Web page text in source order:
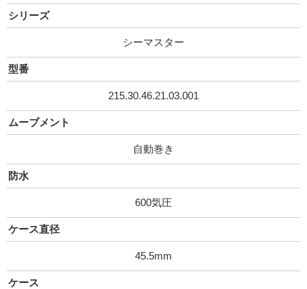
シリーズ
シーマスター
型番
215.30.46.21.03.001
ムーブメント
自動巻き
防水
600気圧
ケース直径
45.5mm
ケース